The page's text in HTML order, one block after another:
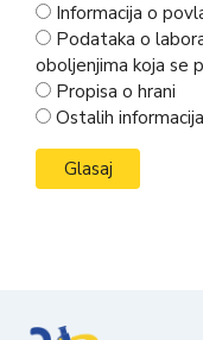
Informacija o
Podataka o
oboljenjima koja se
Propisa o hrani
Ostalih informacija